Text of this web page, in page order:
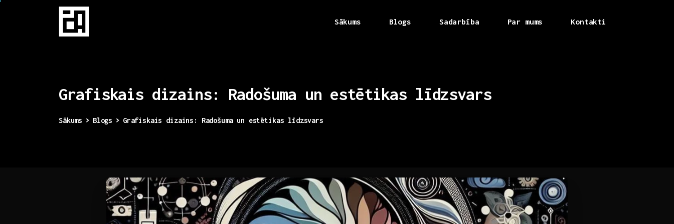
Sākums Blogs Sadarbība Par mums Kontakti
Grafiskais dizains: Radošuma un estētikas līdzsvars
Sākums Blogs Grafiskais dizains: Radošuma un estētikas līdzsvars